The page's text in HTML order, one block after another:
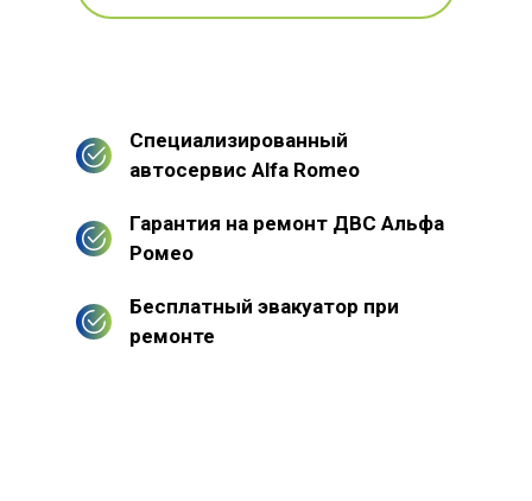
Специализированный
автосервис Alfa Romeo
Гарантия на ремонт ДВС Альфа
Ромео
Бесплатный эвакуатор при
ремонте